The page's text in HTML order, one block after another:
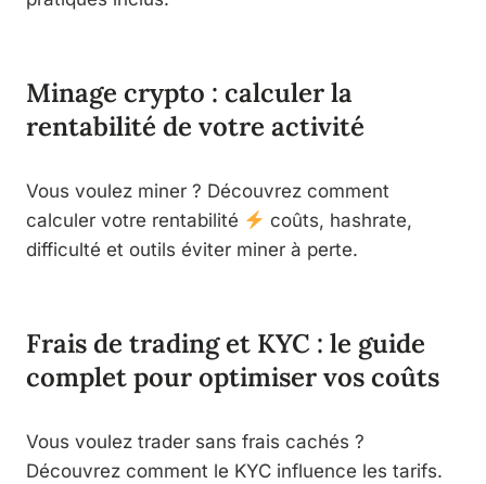
Minage crypto : calculer la
rentabilité de votre activité
Vous voulez miner ? Découvrez comment
calculer votre rentabilité
coûts, hashrate,
difficulté et outils éviter miner à perte.
Frais de trading et KYC : le guide
complet pour optimiser vos coûts
Vous voulez trader sans frais cachés ?
Découvrez comment le KYC influence les tarifs.